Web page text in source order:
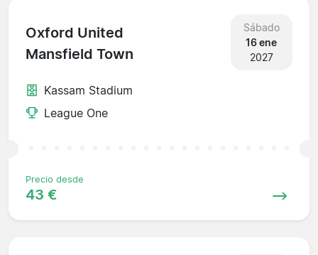
Oxford United
Mansfield Town
Sábado
16 ene
2027
Kassam Stadium
League One
Precio desde
43 €